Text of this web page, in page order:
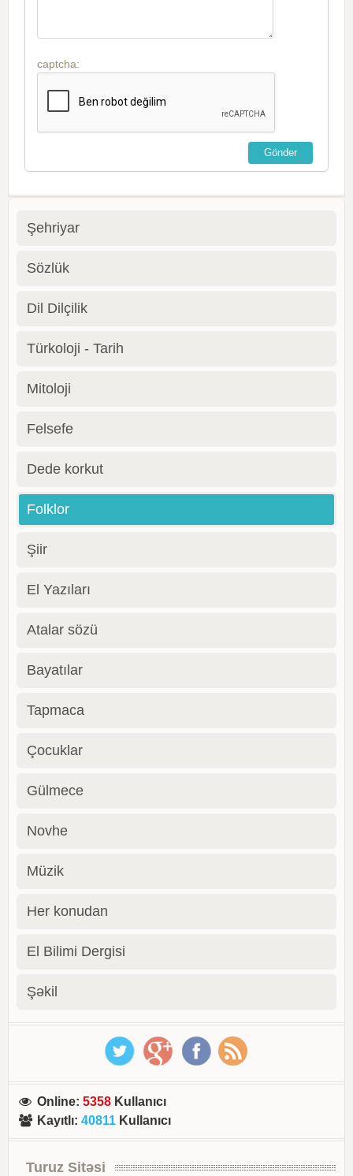
captcha:
Şehriyar
Sözlük
Dil Dilçilik
Türkoloji - Tarih
Mitoloji
Felsefe
Dede korkut
Folklor
Şiir
El Yazıları
Atalar sözü
Bayatılar
Tapmaca
Çocuklar
Gülmece
Novhe
Müzik
Her konudan
El Bilimi Dergisi
Şəkil
Online:5358 Kullanıcı
Kayıtlı:40811 Kullanıcı
Turuz Sitəsi